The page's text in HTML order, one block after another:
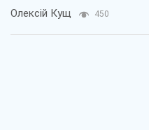
Олексій Кущ 450